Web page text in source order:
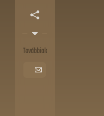
Továbbiak